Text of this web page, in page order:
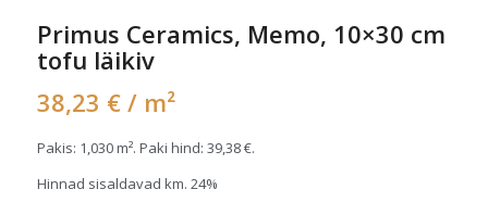
Primus Ceramics, Memo, 10×30 cm
tofu läikiv
38,23 € / m²
Pakis: 1,030 m². Paki hind: 39,38€.
Hinnad sisaldavad km. 24%